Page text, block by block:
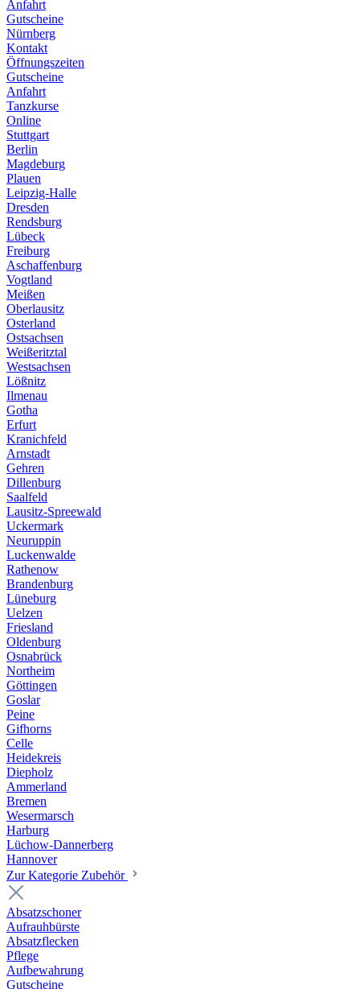
Anfahrt
Gutscheine
Nürnberg
Kontakt
Öffnungszeiten
Gutscheine
Anfahrt
Tanzkurse
Online
Stuttgart
Berlin
Magdeburg
Plauen
Leipzig-Halle
Dresden
Rendsburg
Lübeck
Freiburg
Aschaffenburg
Vogtland
Meißen
Oberlausitz
Osterland
Ostsachsen
Weißeritztal
Westsachsen
Lößnitz
Ilmenau
Gotha
Erfurt
Kranichfeld
Arnstadt
Gehren
Dillenburg
Saalfeld
Lausitz-Spreewald
Uckermark
Neuruppin
Luckenwalde
Rathenow
Brandenburg
Lüneburg
Uelzen
Friesland
Oldenburg
Osnabrück
Northeim
Göttingen
Goslar
Peine
Gifhorns
Celle
Heidekreis
Diepholz
Ammerland
Bremen
Wesermarsch
Harburg
Lüchow-Dannerberg
Hannover
Zur Kategorie Zubehör
Absatzschoner
Aufrauhbürste
Absatzflecken
Pflege
Aufbewahrung
Gutscheine